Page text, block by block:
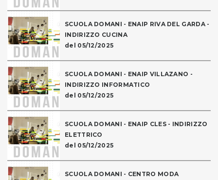
SCUOLA DOMANI - ENAIP RIVA DEL GARDA -
INDIRIZZO CUCINA
del 05/12/2025
SCUOLA DOMANI - ENAIP VILLAZANO -
INDIRIZZO INFORMATICO
del 05/12/2025
SCUOLA DOMANI - ENAIP CLES - INDIRIZZO
ELETTRICO
del 05/12/2025
SCUOLA DOMANI - CENTRO MODA